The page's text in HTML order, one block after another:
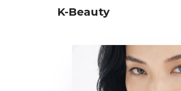
K-Beauty